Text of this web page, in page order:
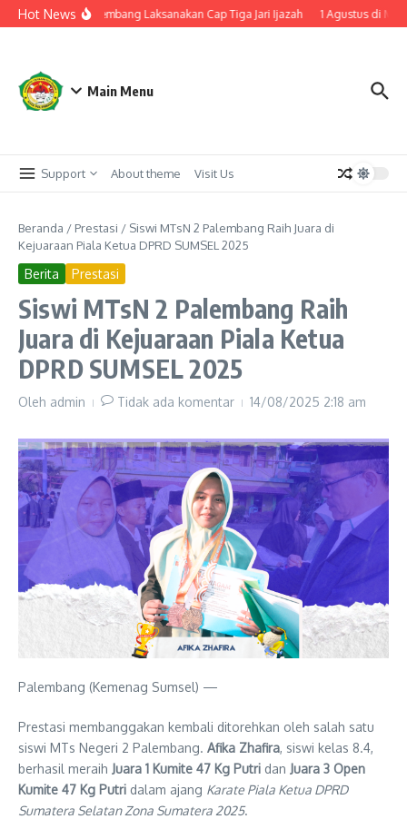
Lewati ke konten
Hot News
MTsN 2 Palembang Laksanakan Cap Tiga Jari Ijazah 1 Agustus di
Main Menu
Support About theme Visit Us
Beranda / Prestasi / Siswi MTsN 2 Palembang Raih Juara di
Kejuaraan Piala Ketua DPRD SUMSEL 2025
Berita Prestasi
Siswi MTsN 2 Palembang Raih
Juara di Kejuaraan Piala Ketua
DPRD SUMSEL 2025
Oleh admin Tidak ada komentar 14/08/2025 2:18 am
Palembang (Kemenag Sumsel) —
Prestasi membanggakan kembali ditorehkan oleh salah satu
siswi MTs Negeri 2 Palembang. Afika Zhafira, siswi kelas 8.4,
berhasil meraih Juara 1 Kumite 47 Kg Putri dan Juara 3 Open
Kumite 47 Kg Putri dalam ajang Karate Piala Ketua DPRD
Sumatera Selatan Zona Sumatera 2025.